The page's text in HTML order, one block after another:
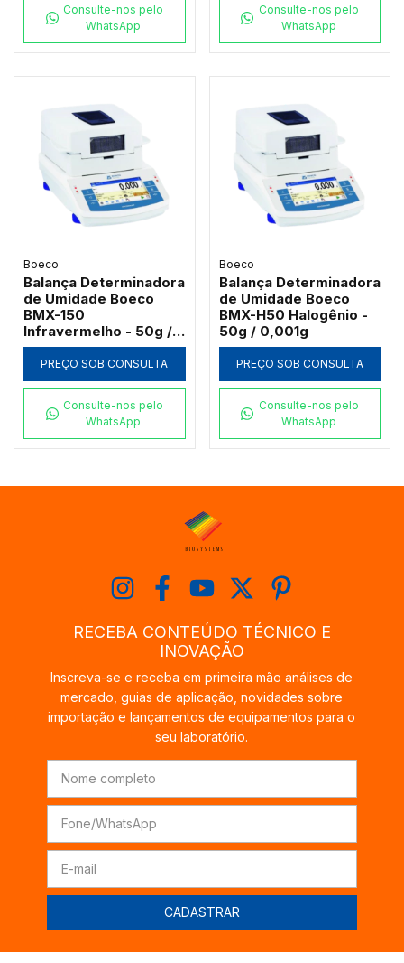
Consulte-nos pelo
WhatsApp
Consulte-nos pelo
WhatsApp
Boeco
Balança Determinadora
de Umidade Boeco
BMX-150
Infravermelho - 50g /
0,001g
PREÇO SOB CONSULTA
Consulte-nos pelo
WhatsApp
Boeco
Balança Determinadora
de Umidade Boeco
BMX-H50 Halogênio -
50g / 0,001g
PREÇO SOB CONSULTA
Consulte-nos pelo
WhatsApp
RECEBA CONTEÚDO TÉCNICO E
INOVAÇÃO
Inscreva-se e receba em primeira mão análises de
mercado, guias de aplicação, novidades sobre
importação e lançamentos de equipamentos para o
seu laboratório.